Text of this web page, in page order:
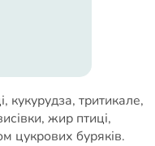
кукурудза, тритикале,
жир птиці,
цукрових буряків.